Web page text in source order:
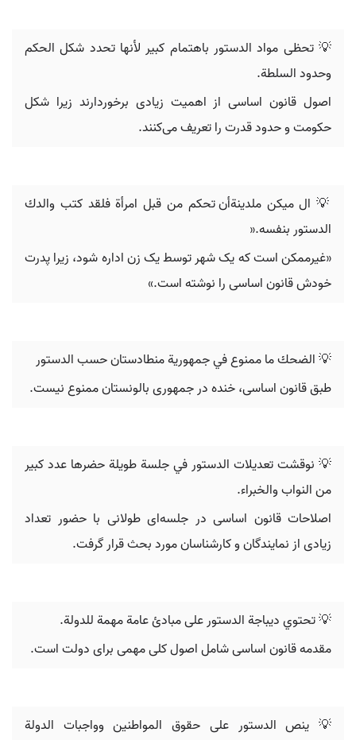
💡 تحظى مواد الدستور باهتمام كبير لأنها تحدد شكل الحكم
وحدود السلطة.
اصول قانون اساسی از اهمیت زیادی برخوردارند زیرا شکل
حکومت و حدود قدرت را تعریف می‌کنند.
💡 ‬ال ميكن ملدينة‬‫أن تحكم من قبل امرأة فلقد كتب والدك
الدستور بنفسه‪».
«غیرممکن است که یک شهر توسط یک زن اداره شود، زیرا پدرت
خودش قانون اساسی را نوشته است.»
💡 ‫الضحك ما ممنوع في جمهورية منطادستان حسب الدستور
طبق قانون اساسی، خنده در جمهوری بالونستان ممنوع نیست.
💡 نوقشت تعديلات الدستور في جلسة طويلة حضرها عدد كبير
من النواب والخبراء.
اصلاحات قانون اساسی در جلسه‌ای طولانی با حضور تعداد
زیادی از نمایندگان و کارشناسان مورد بحث قرار گرفت.
💡 تحتوي ديباجة الدستور على مبادئ عامة مهمة للدولة.
مقدمه قانون اساسی شامل اصول کلی مهمی برای دولت است.
💡 ينص الدستور على حقوق المواطنين وواجبات الدولة